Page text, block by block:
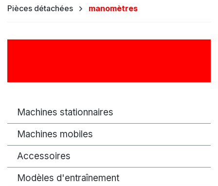
Pièces détachées manomètres
Machines stationnaires
Machines mobiles
Accessoires
Modèles d'entraînement